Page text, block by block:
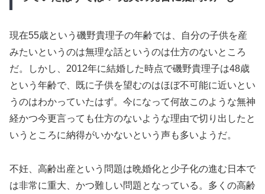
現在55歳という磯野貴理子の年齢では、自分の子供を産
みたいというのは無理な話というのは仕方のないところ
だ。しかし、2012年に結婚した時点で磯野貴理子は48歳
という年齢で、既に子供を望むのはほぼ不可能に近いとい
うのはわかっていたはず。今になって何故このような無神
経かつ今更言っても仕方のないような理由で切り出したと
いうところに納得がいかないという声も多いようだ。
不妊、高齢出産という問題は晩婚化と少子化の進む日本で
は非常に重大、かつ難しい問題となっている。多くの高齢